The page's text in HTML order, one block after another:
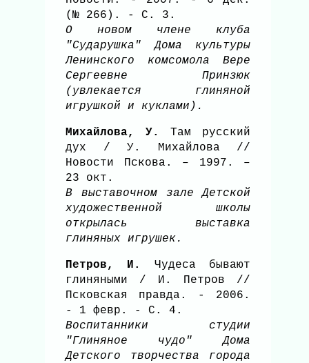
(№ 266). - С. 3.
О новом члене клуба
"Сударушка" Дома культуры
Ленинского комсомола Вере
Сергеевне Принзюк
(увлекается глиняной
игрушкой и куклами).
Михайлова, У.
Там русский
дух / У. Михайлова //
Новости Пскова. – 1997. –
23 окт.
В выставочном зале Детской
художественной школы
открылась выставка
глиняных игрушек.
Петров, И.
Чудеса бывают
глиняными / И. Петров //
Псковская правда. - 2006.
- 1 февр. - С. 4.
Воспитанники студии
"Глиняное чудо" Дома
Детского творчества города